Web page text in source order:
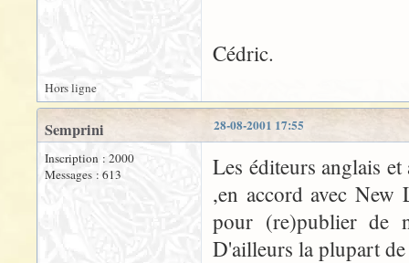
Cédric.
Hors ligne
28-08-2001 17:55
Semprini
Inscription : 2000
Messages : 613
Les éditeurs anglais
,en accord avec
pour (re)publier de
D'ailleurs la plupart